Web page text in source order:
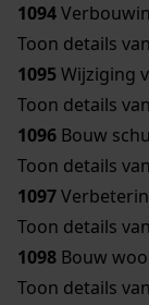
1094
Toon details
1095Wijziging
Toon details
1096 Bouw
Toon details
1097
Toon details
1098 Bouw
Toon details